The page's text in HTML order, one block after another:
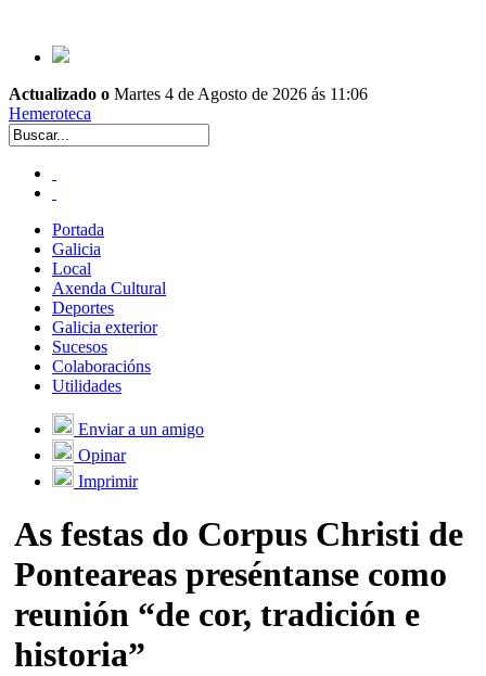
Actualizado o Martes 4 de Agosto de 2026 ás 11:06
Hemeroteca
Portada
Galicia
Local
Axenda Cultural
Deportes
Galicia exterior
Sucesos
Colaboracións
Utilidades
Enviar a un amigo
Opinar
Imprimir
As festas do Corpus Christi de
Ponteareas preséntanse como
reunión “de cor, tradición e
historia”